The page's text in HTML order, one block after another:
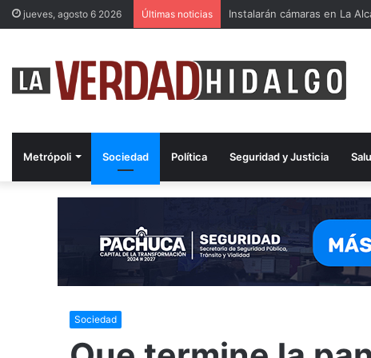
jueves, agosto 6 2026 Últimas noticias Instalarán cámaras en La
Metrópoli Sociedad Política Seguridad y Justicia
Sociedad